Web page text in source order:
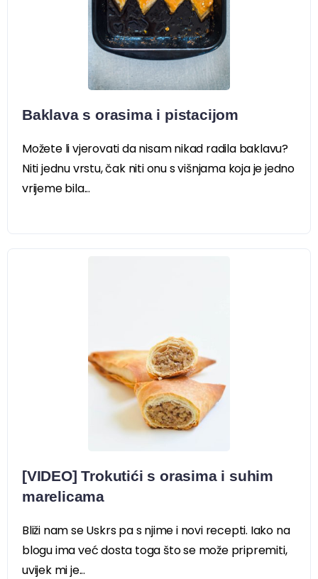
Baklava s orasima i pistacijom
Možete li vjerovati da nisam nikad radila baklavu?
Niti jednu vrstu, čak niti onu s višnjama koja je jedno
vrijeme bila...
[VIDEO] Trokutići s orasima i suhim
marelicama
Bliži nam se Uskrs pa s njime i novi recepti. Iako na
blogu ima već dosta toga što se može pripremiti,
uvijek mi je...